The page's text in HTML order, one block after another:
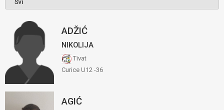
ADŽIĆ
NIKOLIJA
Tivat
Curice U12 -36
AGIĆ